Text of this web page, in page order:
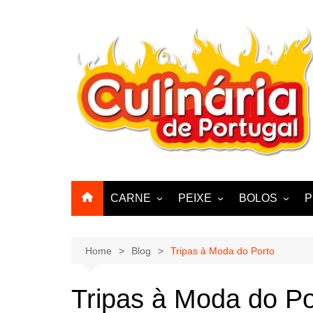
CARNE
FRANGO, PERÚ, PATO
PEIXE
POLVO, LULAS, CHOCO
BOLOS
BISCOITOS
PASTEIS,
CUPCAKES
Home Blog Tripas à Moda do Porto
Tripas à Moda do